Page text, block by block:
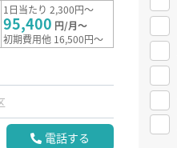
1日当たり 2,300円～
95,400 円/月～
初期費用他 16,500円～
電話する